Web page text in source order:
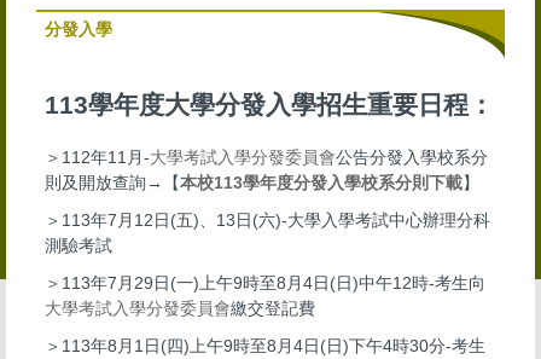
分發入學
113學年度大學分發入學招生重要日程：
＞112年11月-大學考試入學分發委員會公告分發入學校系分
則及開放查詢→【本校113學年度分發入學校系分則下載】
＞113年7月12日(五)、13日(六)-大學入學考試中心辦理分科
測驗考試
＞113年7月29日(一)上午9時至8月4日(日)中午12時-考生向
大學考試入學分發委員會繳交登記費
＞113年8月1日(四)上午9時至8月4日(日)下午4時30分-考生